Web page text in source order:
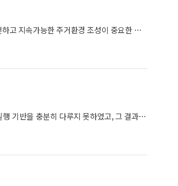
한국은 저출산과 기대수명 증가로 인해 2024년 초고령사회에 진입하였으며, 이에 따라 고령자의 안전하고 지속가능한 주거환경 조성이 중요한 사회적 과제로 대두되고 있다. 그럼에도 불구하고 기존 연구는 노인주택에 대한 유니버설디자인 적용을 시설 중심 또는 단일 연령 기준으로 분석하는 데 그쳐, 고령 단계와 지역 특성을 종합적으로 고려한 실증연구는 제한적이었다. 이에 본 연구는 고령자를 전기·중기·후기 고령 단계로 구분하고, 지역을 수도권·지방광역시·기타 지방으로 세분화하여 노인주택의 유니버설디자인 적용 경험과 필요성의 차이를 분석하고, 향후 노인주거정책 수립을 위한 시사점을 도출하는 것을 목적으로 한다.
본 연구는 국내 유니버설디자인 정책이 건축·환경 중심의 물리적 접근에 편중되어 민간·산업 부문의 실행 기반을 충분히 다루지 못하였고, 그 결과 사회 전반으로의 확산이 제한되었다는 문제의식에서 출발한다. 이에 유니버설디자인 확산의 개념을 정의하고, 그 확산이 이루어지는 경로와 구조를 체계적으로 규명하는 것을 연구의 목적으로 한다.